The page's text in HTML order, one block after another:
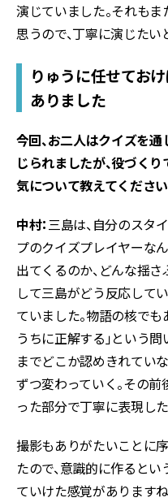
演じていました。それも
思うので、丁寧に演じたい
りゅうに任せてお
ありました
――今回、お二人はクイズを
じられましたが、役づく
気について教えてください
中村：三島は、自分のスタ
プのクイズプレイヤーな
出てくるのか、どんな揺
して三島がどう反応して
ていました。物語の核で
うちに正解する」という
までどこか認めきれてい
ずつ変わっていく。その
った部分で丁寧に表現し
撮影もありがたいことに
たので、意識的に作ると
ていけた感覚があります